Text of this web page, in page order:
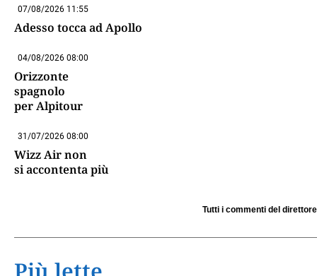
07/08/2026 11:55
Adesso tocca ad Apollo
04/08/2026 08:00
Orizzonte
spagnolo
per Alpitour
31/07/2026 08:00
Wizz Air non
si accontenta più
Tutti i commenti del direttore